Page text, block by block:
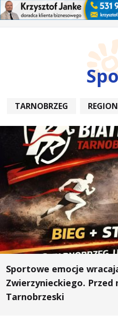
TARNOBRZEG REGION
Sportowe emocje
Zwierzynieckiego.
Tarnobrzeski